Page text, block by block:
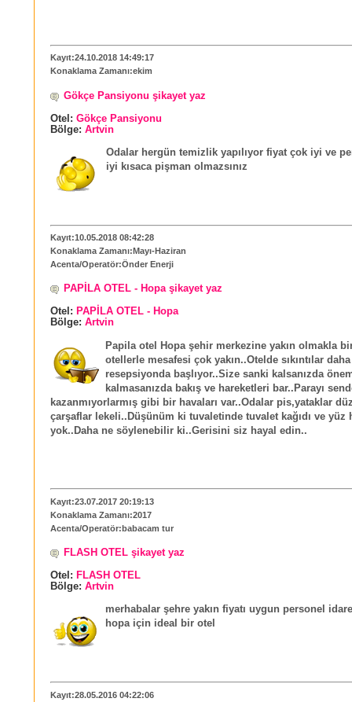
Kayıt:24.10.2018 14:49:17
Konaklama Zamanı:ekim
Gökçe Pansiyonu şikayet yaz
Otel: Gökçe Pansiyonu
Bölge: Artvin
Odalar hergün temizlik yapılıyor fiyat çok iyi ve
iyi kısaca pişman olmazsınız
Kayıt:10.05.2018 08:42:28
Konaklama Zamanı:Mayı-Haziran
Acenta/Operatör:Önder Enerji
PAPİLA OTEL - Hopa şikayet yaz
Otel: PAPİLA OTEL - Hopa
Bölge: Artvin
Papila otel Hopa şehir merkezine yakın olmakla
otellerle mesafesi çok yakın..Otelde sıkıntılar
resepsiyonda başlıyor..Size sanki kalsanızda
kalmasanızda bakış ve hareketleri bar..Parayı
kazanmıyorlarmış gibi bir havaları var..Odalar pis,yataklar
çarşaflar lekeli..Düşünüm ki tuvaletinde tuvalet kağıdı ve yüz
yok..Daha ne söylenebilir ki..Gerisini siz hayal edin..
Kayıt:23.07.2017 20:19:13
Konaklama Zamanı:2017
Acenta/Operatör:babacam tur
FLASH OTEL şikayet yaz
Otel: FLASH OTEL
Bölge: Artvin
merhabalar şehre yakın fiyatı uygun personel
hopa için ideal bir otel
Kayıt:28.05.2016 04:22:06